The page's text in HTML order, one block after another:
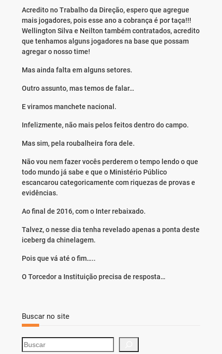
Acredito no Trabalho da Direção, espero que agregue
mais jogadores, pois esse ano a cobrança é por taça!!!
Wellington Silva e Neilton também contratados, acredito
que tenhamos alguns jogadores na base que possam
agregar o nosso time!
Mas ainda falta em alguns setores.
Outro assunto, mas temos de falar…
E viramos manchete nacional.
Infelizmente, não mais pelos feitos dentro do campo.
Mas sim, pela roubalheira fora dele.
Não vou nem fazer vocês perderem o tempo lendo o que
todo mundo já sabe e que o Ministério Público
escancarou categoricamente com riquezas de provas e
evidências.
Ao final de 2016, com o Inter rebaixado.
Talvez, o nesse dia tenha revelado apenas a ponta deste
iceberg da chinelagem.
Pois que vá até o fim…..
O Torcedor a Instituição precisa de resposta…
Buscar no site
S
e